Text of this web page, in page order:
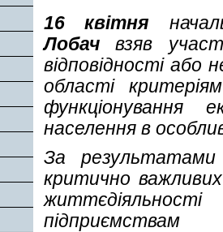
16 квітня
Лобач взяв
відповідності або
області
функціонування
населення в
За результатами
критично
підприємствам